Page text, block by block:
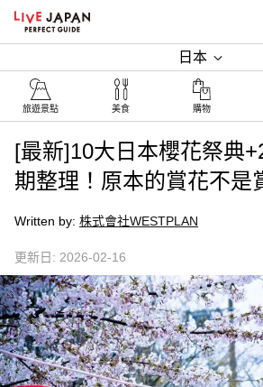
日本
旅遊景點‎ 美食 購物
[最新]10大日本櫻花祭典
期整理！原本的賞花不是
Written by: 株式會社WESTPLAN
更新日: 2026-02-16